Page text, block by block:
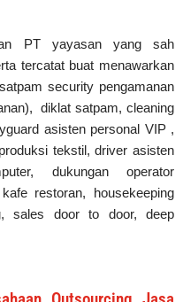
PT yayasan yang sah
tercatat buat menawarkan
security pengamanan
diklat satpam, cleaning
asisten personal VIP ,
tekstil, driver asisten
dukungan operator
restoran, housekeeping
sales door to door, deep